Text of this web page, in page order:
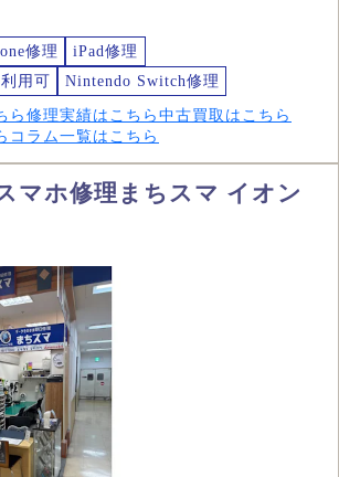
修理
iPad修理
用可
Nintendo Switch修理
ら 修理実績はこちら 中古買取はこちら
コラム一覧はこちら
マホ修理まちスマ イオン